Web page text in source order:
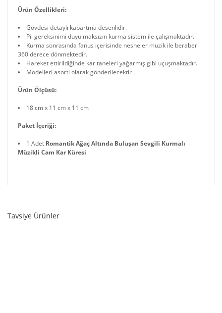
Ürün Özellikleri:
Gövdesi detaylı kabartma desenlidir.
Pil gereksinimi duyulmaksızın kurma sistem ile çalışmaktadır.
Kurma sonrasında fanus içerisinde nesneler müzik ile beraber
360 derece dönmektedir.
Hareket ettirildiğinde kar taneleri yağarmış gibi uçuşmaktadır.
Modelleri asorti olarak gönderilecektir
Ürün Ölçüsü:
18 cm x 11 cm x 11 cm
Paket İçeriği:
1 Adet Romantik Ağaç Altında Buluşan Sevgili Kurmalı
Müzikli Cam Kar Küresi
Tavsiye Ürünler